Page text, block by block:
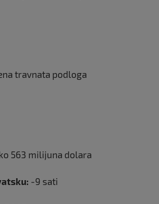
travnata podloga
563 milijuna dolara
-9 sati